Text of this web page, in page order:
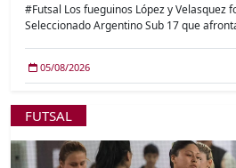
#Futsal Los fueguinos López y Velasquez
Seleccionado Argentino Sub 17 que
05/08/2026
FUTSAL